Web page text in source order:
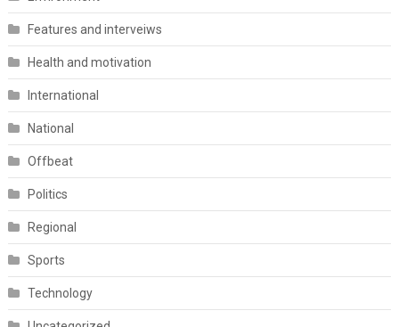
Features and interveiws
Health and motivation
International
National
Offbeat
Politics
Regional
Sports
Technology